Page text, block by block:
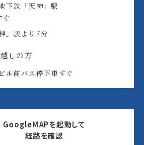
下鉄「天神」駅
」駅より7分
しの方
ル前バス停下車すぐ
GoogleMAPを起動して
経路を確認